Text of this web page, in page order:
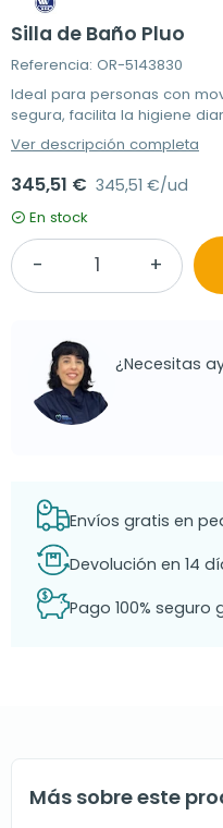
Silla de Baño Pluo
Referencia: OR-5143830
Ideal para personas con
segura, facilita la higiene
Ver descripción completa
345,51 € 345,51 €/ud
En stock
¿Necesitas
Envíos gratis en
Devolución en 14
Pago 100% seguro
Más sobre este